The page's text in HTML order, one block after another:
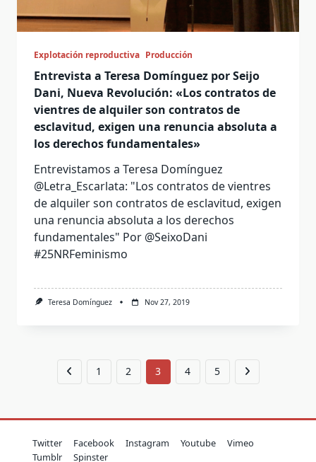
Explotación reproductiva Producción
Entrevista a Teresa Domínguez por Seijo
Dani, Nueva Revolución: «Los contratos de
vientres de alquiler son contratos de
esclavitud, exigen una renuncia absoluta a
los derechos fundamentales»
Entrevistamos a Teresa Domínguez
@Letra_Escarlata: "Los contratos de vientres
de alquiler son contratos de esclavitud, exigen
una renuncia absoluta a los derechos
fundamentales" Por @SeixoDani
#25NRFeminismo
Teresa Domínguez Nov 27, 2019
1 2 3 4 5
Twitter Facebook Instagram Youtube
Vimeo
Tumblr
Spinster